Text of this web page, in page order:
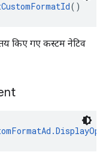
()
किए गए कस्टम नेटिव